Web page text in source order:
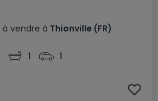
à vendre à Thionville (FR)
1 1